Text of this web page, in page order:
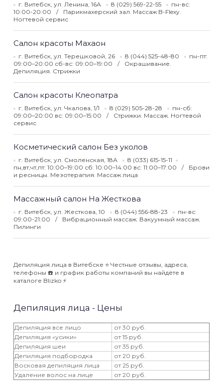
г. Витебск, ул. Ленина, 16А 8 (029) 569-22-55
пн-вс:
10:00-20:00
Парикмахерский зал. Массаж B-Flexy.
Ногтевой сервис
Салон красоты Махаон
г. Витебск, ул. Терешковой, 26 8 (044) 525-48-80
пн-пт:
09:00–20:00 сб-вс: 09:00–19:00
Окрашивание.
Депиляция. Стрижки
Салон красоты Клеопатра
г. Витебск, ул. Чкалова, 1/1 8 (029) 505-28-28
пн-сб:
09:00–20:00 вс: 09:00–15:00
Стрижки. Массаж. Ногтевой
сервис
Косметический салон Без уколов
г. Витебск, ул. Смоленская, 18А
8 (033) 615-15-11
пн,вт,чт,пт: 10:00–19:00 сб: 10:00–14:00 вс: 11:00–17:00
Брови
и ресницы. Мезотерапия. Массаж лица
Массажный салон На Жесткова
г. Витебск, ул. Жесткова, 10 8 (044) 556-88-23
пн-вс:
09:00-21:00
Вибрационный массаж. Вакуумный массаж.
Пилинги
Депиляция лица в Витебске ⭐️ Честные отзывы, адреса,
телефоны ☎️ и график работы компаний вы найдёте в
каталоге Blizko ⚡️
Депиляция лица - Цены
Депиляция все лицо
от 30 руб.
Депиляция «усики»
от 15 руб.
Депиляция шеи
от 35 руб.
Депиляция подбородка
от 20 руб.
Восковая депиляция лица
от 25 руб.
Удаление волос на лице
от 20 руб.